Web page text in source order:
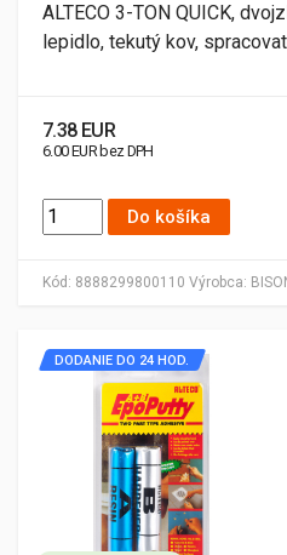
Kód: 8888299800110 Výrobca:
ALTECO 3-TON QUICK,
lepidlo, tekutý kov,
7.38 EUR
6.00 EUR bez DPH
Do košíka
DODANIE DO 24 HOD.